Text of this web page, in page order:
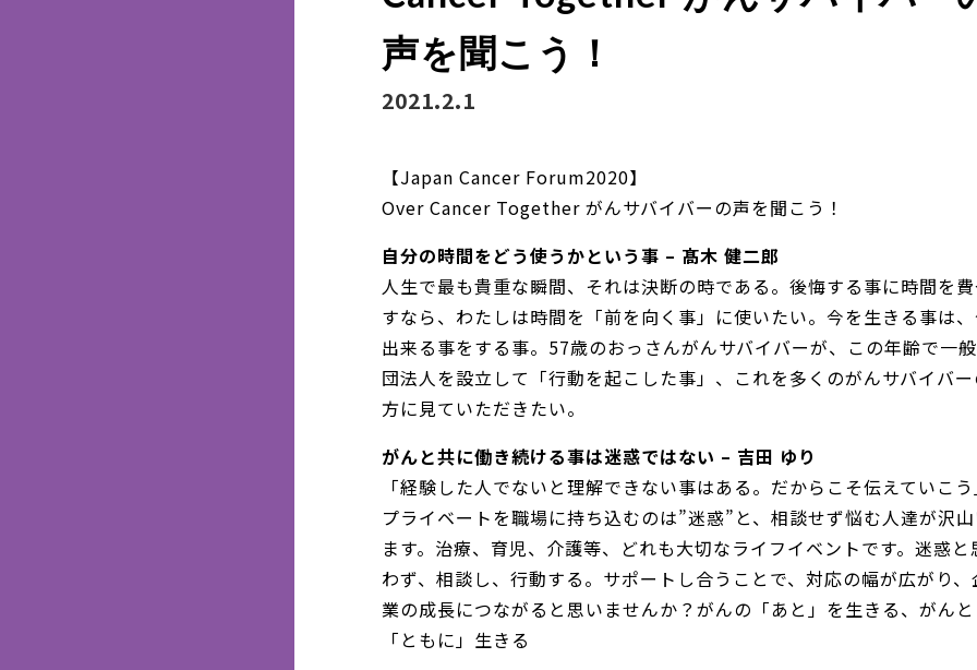
声を聞こう！
2021.2.1
【Japan Cancer Forum2020】
Over Cancer Together がんサバイバーの声を聞こう！
自分の時間をどう使うかという事 – 髙木 健二郎
人生で最も貴重な瞬間、それは決断の時である。後悔する事に時間を
すなら、わたしは時間を「前を向く事」に使いたい。今を生きる事は
出来る事をする事。57歳のおっさんがんサバイバーが、この年齢で一
団法人を設立して「行動を起こした事」、これを多くのがんサバイバー
方に見ていただきたい。
がんと共に働き続ける事は迷惑ではない – 吉田 ゆり
「経験した人でないと理解できない事はある。だからこそ伝えていこう
プライベートを職場に持ち込むのは”迷惑”と、相談せず悩む人達が沢
ます。治療、育児、介護等、どれも大切なライフイベントです。迷惑と
わず、相談し、行動する。サポートし合うことで、対応の幅が広がり、
業の成長につながると思いませんか？がんの「あと」を生きる、がんと
「ともに」生きる